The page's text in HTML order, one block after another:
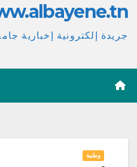
جريدة إلكترونية إخبارية
وطنية